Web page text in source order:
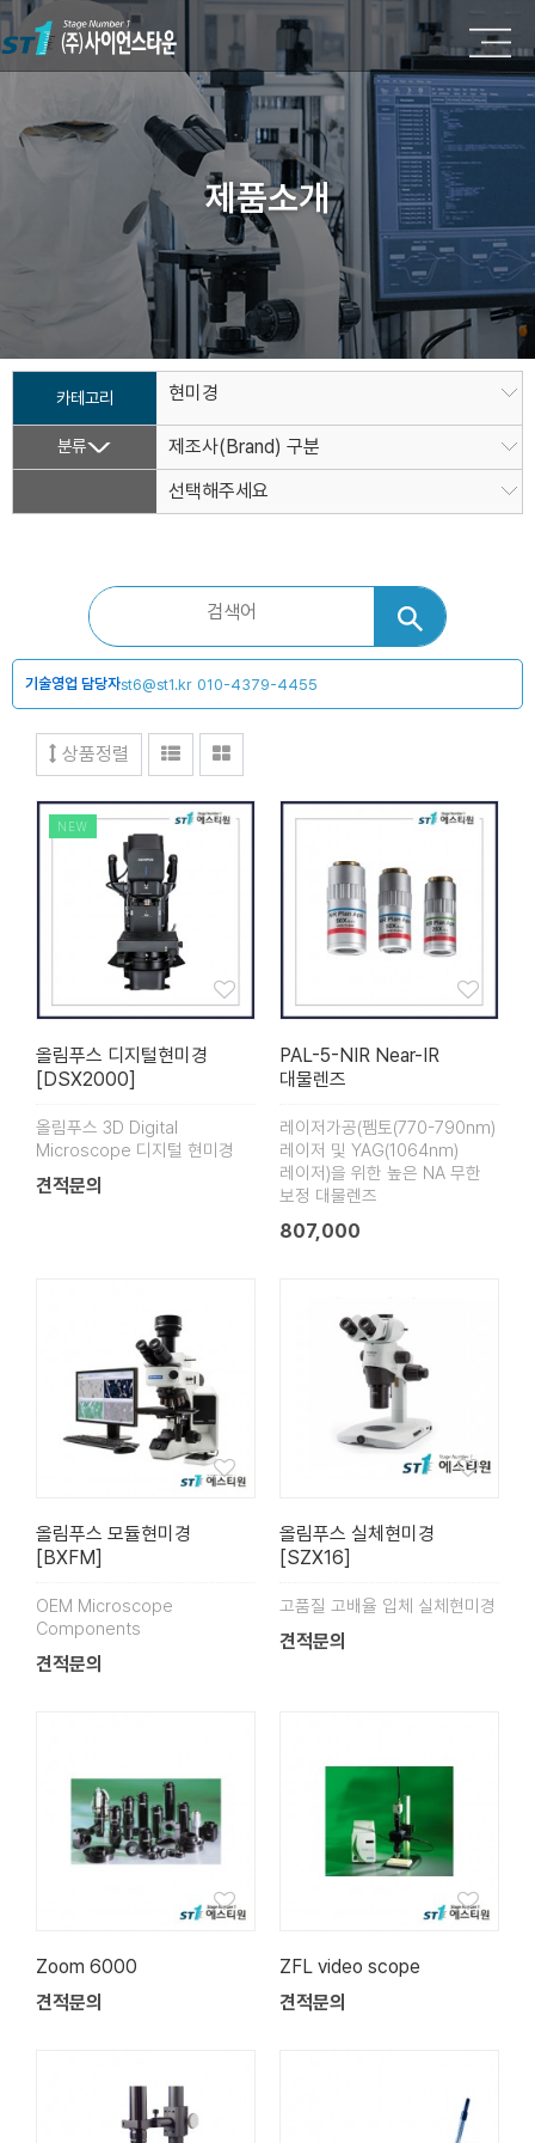
제품소개
카테고리 현미경
분류
제조사(Brand) 구분
선택해주세요
기술영업 담당자st6@st1.kr 010-4379-4455
상품정렬
NEW
올림푸스 디지털현미경
[DSX2000]
올림푸스 3D Digital
Microscope 디지털 현미경
견적문의
PAL-5-NIR Near-IR
대물렌즈
레이저가공(펨토(770-790nm)
레이저 및 YAG(1064nm)
레이저)을 위한 높은 NA 무한
보정 대물렌즈
807,000
올림푸스 모듈현미경
[BXFM]
OEM Microscope
Components
견적문의
올림푸스 실체현미경
[SZX16]
고품질 고배율 입체 실체현미경
견적문의
Zoom 6000
견적문의
ZFL video scope
견적문의